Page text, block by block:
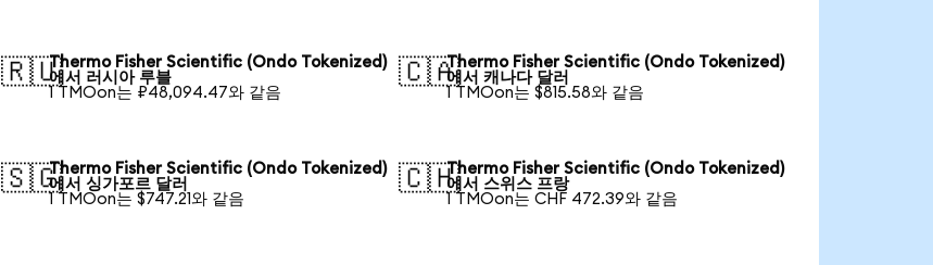
🇷🇺Thermo Fisher Scientific (Ondo Tokenized)
에서 러시아 루블
1 TMOon는 ₽48,094.47와 같음
🇨🇦Thermo Fisher Scientific (Ondo Tokenized)
에서 캐나다 달러
1 TMOon는 $815.58와 같음
🇸🇬Thermo Fisher Scientific (Ondo Tokenized)
에서 싱가포르 달러
1 TMOon는 $747.21와 같음
🇨🇭Thermo Fisher Scientific (Ondo Tokenized)
에서 스위스 프랑
1 TMOon는 CHF 472.39와 같음